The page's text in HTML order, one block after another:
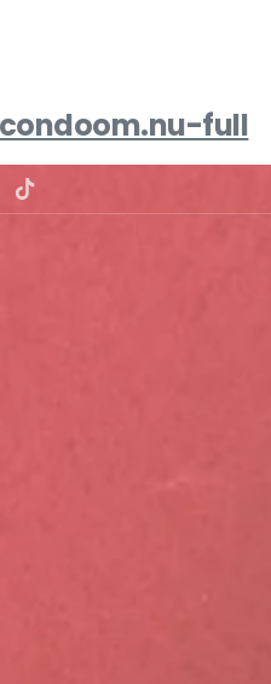
full